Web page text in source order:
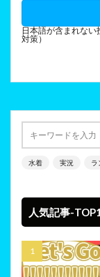
日本語が含まれな
対策）
水着 実況 ラ
人気記事-